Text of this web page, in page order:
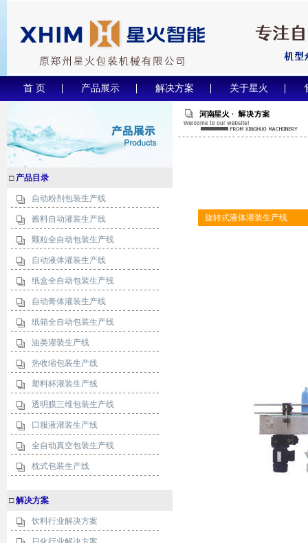
首 页 产品展示 解决方案 关于星火
□ 产品目录
自动粉剂包装生产线
酱料自动灌装生产线
颗粒全自动包装生产线
自动液体灌装生产线
纸盒全自动包装生产线
自动膏体灌装生产线
纸箱全自动包装生产线
油类灌装生产线
热收缩包装生产线
塑料杯灌装生产线
透明膜三维包装生产线
口服液灌装生产线
全自动真空包装生产线
枕式包装生产线
□解决方案
饮料行业解决方案
旋转式液体灌装生产线